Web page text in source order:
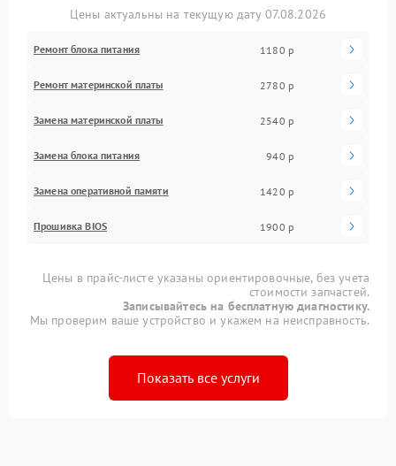
Цены актуальны на текущую дату 07.08.2026
Ремонт блока питания 1180 р
Ремонт материнской платы 2780 р
Замена материнской платы 2540 р
Замена блока питания 940 р
Замена оперативной памяти 1420 р
Прошивка BIOS 1900 р
Цены в прайс-листе указаны ориентировочные, без учета
стоимости запчастей.
Записывайтесь на бесплатную диагностику.
Мы проверим ваше устройство и укажем на неисправность.
Показать все услуги